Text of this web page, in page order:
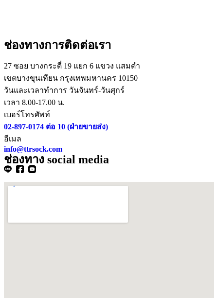
ช่องทางการติดต่อเรา
27 ซอย บางกระดี่ 19 แยก 6 แขวง แสมดำ
เขตบางขุนเทียน กรุงเทพมหานคร 10150
วันและเวลาทำการ วันจันทร์-วันศุกร์
เวลา 8.00-17.00 น.
เบอร์โทรศัพท์
02-897-0174 ต่อ 10 (ฝ่ายขายส่ง)
อีเมล
info@ttrsock.com
ช่องทาง social media